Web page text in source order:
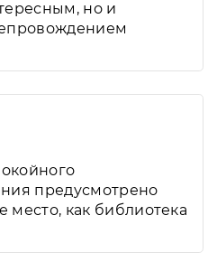
но и
предусмотрено
место, как библиотека